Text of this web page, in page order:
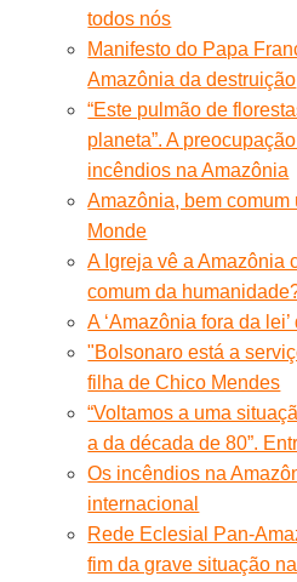
todos nós
Manifesto do Papa
Amazônia da destruição
“Este pulmão de
planeta”. A
incêndios na Amazônia
Amazônia, bem
Monde
A Igreja vê a Amazônia
comum da
A ‘Amazônia fora da
"Bolsonaro está a
filha de Chico Mendes
“Voltamos a uma
a da década de 80”.
Os incêndios na
internacional
Rede Eclesial Pan-
fim da grave situação